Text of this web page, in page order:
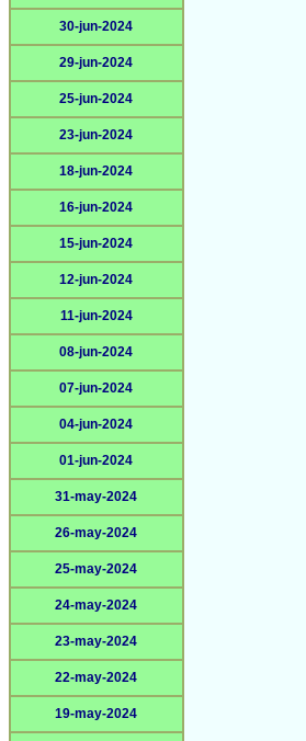
30-jun-2024
29-jun-2024
25-jun-2024
23-jun-2024
18-jun-2024
16-jun-2024
15-jun-2024
12-jun-2024
11-jun-2024
08-jun-2024
07-jun-2024
04-jun-2024
01-jun-2024
31-may-2024
26-may-2024
25-may-2024
24-may-2024
23-may-2024
22-may-2024
19-may-2024